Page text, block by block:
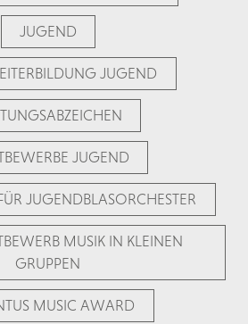
JUGEND
JUGEND
JUGEND
JUGENDBLASORCHESTER
MUSIK IN KLEINEN
GRUPPEN
MUSIC AWARD